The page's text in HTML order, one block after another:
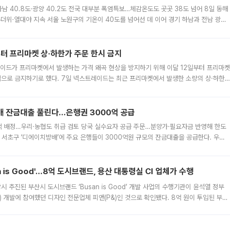
40.8도·광양 40.2도 전국 대부분 폭염특보…체감온도도 곳곳 38도 넘어 8일 동해
위·열대야 지속 서울 노원구의 기온이 40도를 넘어선 데 이어 경기 하남과 전남 광양
프리마켓 상·하한가 주문 한시 금지
드가 프리마켓에서 발생하는 가격 왜곡 현상을 방지하기 위해 이달 12일부터 프리마켓
로 금지하기로 했다. 7일 넥스트레이드는 최근 프리마켓에서 발생한 소량의 상·하한
잔금대출 풀린다…은행권 3000억 공급
배정…우리·농협도 취급 검토 당국 실수요자 공급 주문…분양가·필요자금 반영해 한도
초구 ‘디에이치방배’에 주요 은행들이 3000억원 규모의 잔금대출을 공급한다. 우리
Good'…8억 도시브랜드, 용산 대통령실 CI 업체가 수행
추진된 부산시 도시브랜드 ‘Busan is Good’ 개발 사업의 수행기관이 윤석열 정부
개발에 참여했던 디자인 전문업체 피앤(P&)인 것으로 확인됐다. 8억 원이 투입된 부산